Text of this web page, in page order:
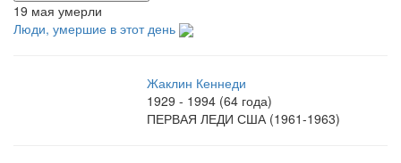
19 мая умерли
Люди, умершие в этот день
Жаклин Кеннеди
1929 - 1994 (64 года)
ПЕРВАЯ ЛЕДИ США (1961-1963)